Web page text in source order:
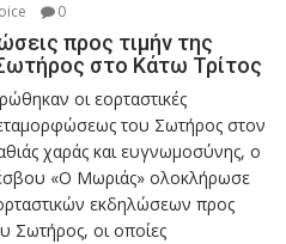
0
προς τιμήν της
στο Κάτω Τρίτος
οι εορταστικές
του Σωτήρος στον
χαράς και ευγνωμοσύνης, ο
«Ο Μωριάς» ολοκλήρωσε
εκδηλώσεων προς
Σωτήρος, οι οποίες